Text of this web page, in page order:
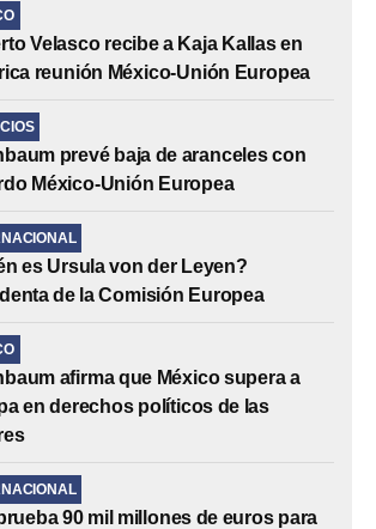
Velasco recibe a Kaja Kallas en
reunión México-Unión Europea
prevé baja de aranceles con
México-Unión Europea
es Ursula von der Leyen?
de la Comisión Europea
afirma que México supera a
en derechos políticos de las
90 mil millones de euros para